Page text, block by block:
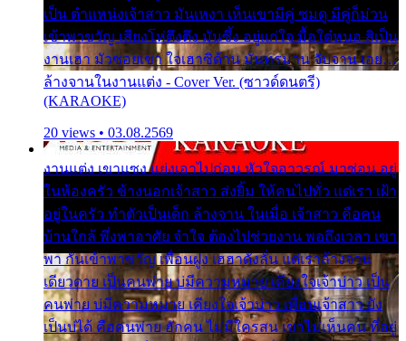
เป็น ตำแหน่งเจ้าสาว มันเหงา เห็นเขามีคู่ ซมดู มีคู่ก็ม่วน
เข้าพาขวัญ เสียงโห่ตึงตึง มันซึ้ง อยู่แก่ใจ มื้อใด๋หนอ สิเป็น
งานเฮา มัวซอยเขา ใจเฮาซิด้าน มันทรมาน จับจาน เอย…
ล้างจานในงานแต่ง - Cover Ver. (ซาวด์ดนตรี)
(KARAOKE)
20 views • 03.08.2569
งานแต่ง เขาแซง แย่งเอาไปก่อน หัวใจอาวรณ์ มาซ่อน อยู่
ในห้องครัว ข้างนอกเจ้าสาว ส่งยิ้ม ให้คนไปทั่ว แต่เรา เฝ้า
อยู่ในครัว ทำตัวเป็นเด็ก ล้างจาน ในเมื่อ เจ้าสาว คือคน
บ้านใกล้ พึ่งพาอาศัย จำใจ ต้องไปช่วยงาน พอถึงเวลา เขา
พา กันเข้าพาขวัญ เพื่อนฝูง เฮฮาดังลั่น แต่เราล้างจาน
เดียวดาย เป็นคนพ่าย บ่มีความหมาย เคียงใจเจ้าบ่าว เป็น
คนพ่าย บ่มีความหมาย เคียงใจเจ้าบ่าว เพื่อนเจ้าสาว ยัง
เป็นบ่ได้ คือคนพ่าย ฮักคน ไม่มีใครสน เขาไม่เห็นคน ที่อยู่